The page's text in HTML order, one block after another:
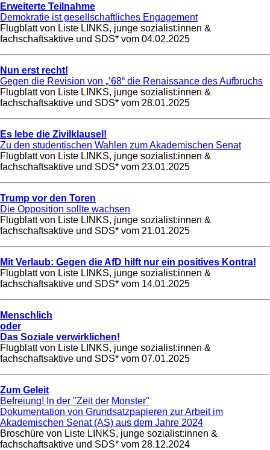
Erweiterte Teilnahme
Demokratie ist gesellschaftliches Engagement
Flugblatt von Liste LINKS, junge sozialist:innen &
fachschaftsaktive und SDS* vom 04.02.2025
Nun erst recht!
Gegen die Revision von „’68“ die Renaissance des Aufbruchs
Flugblatt von Liste LINKS, junge sozialist:innen &
fachschaftsaktive und SDS* vom 28.01.2025
Es lebe die Zivilklausel!
Zu den studentischen Wahlen zum Akademischen Senat
Flugblatt von Liste LINKS, junge sozialist:innen &
fachschaftsaktive und SDS* vom 23.01.2025
Trump vor den Toren
Die Opposition sollte wachsen
Flugblatt von Liste LINKS, junge sozialist:innen &
fachschaftsaktive und SDS* vom 21.01.2025
Mit Verlaub: Gegen die AfD hilft nur ein positives Kontra!
Flugblatt von Liste LINKS, junge sozialist:innen &
fachschaftsaktive und SDS* vom 14.01.2025
Menschlich
oder
Das Soziale verwirklichen!
Flugblatt von Liste LINKS, junge sozialist:innen &
fachschaftsaktive und SDS* vom 07.01.2025
Zum Geleit
Befreiung! In der "Zeit der Monster"
Dokumentation von Grundsatzpapieren zur Arbeit im
Akademischen Senat (AS) aus dem Jahre 2024
Broschüre von Liste LINKS, junge sozialist:innen &
fachschaftsaktive und SDS* vom 28.12.2024